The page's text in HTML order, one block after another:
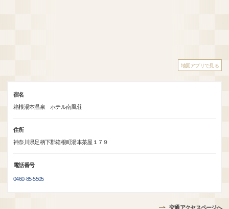
地図アプリで見る
宿名
箱根湯本温泉 ホテル南風荘
住所
神奈川県足柄下郡箱根町湯本茶屋１７９
電話番号
0460-85-5505
交通アクセスページへ